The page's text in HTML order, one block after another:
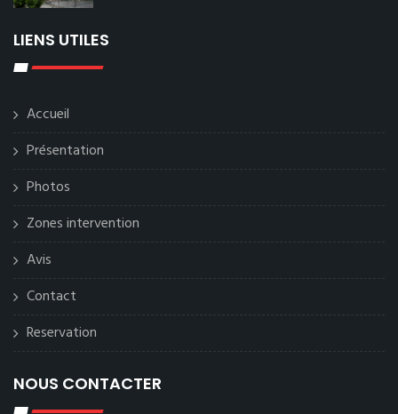
LIENS UTILES
Accueil
Présentation
Photos
Zones intervention
Avis
Contact
Reservation
NOUS CONTACTER